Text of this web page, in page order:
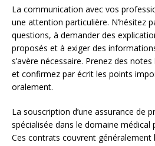
La communication avec vos
une attention particulière. N’hésitez
questions, à demander des
proposés et à exiger des
s’avère nécessaire. Prenez des
et confirmez par écrit les points
oralement.
La souscription d’une assurance de
spécialisée dans le domaine médical
Ces contrats couvrent généralement